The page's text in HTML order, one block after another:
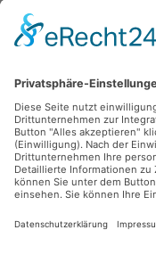
Vertrag widerrufen
Zahlungsarten
Sicher Einkaufen
Ladengeschäft
Newsletter